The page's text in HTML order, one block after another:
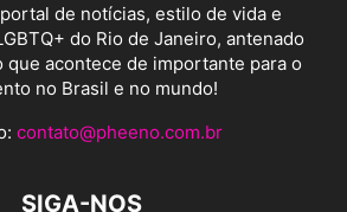
de notícias, estilo de vida e
do Rio de Janeiro, antenado
que acontece de importante para o
no Brasil e no mundo!
contato@pheeno.com.br
SIGA-NOS